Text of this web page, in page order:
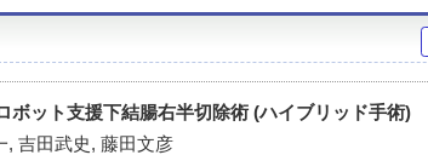
ット支援下結腸右半切除術 (ハイブリッド手術)
, 吉田武史, 藤田文彦